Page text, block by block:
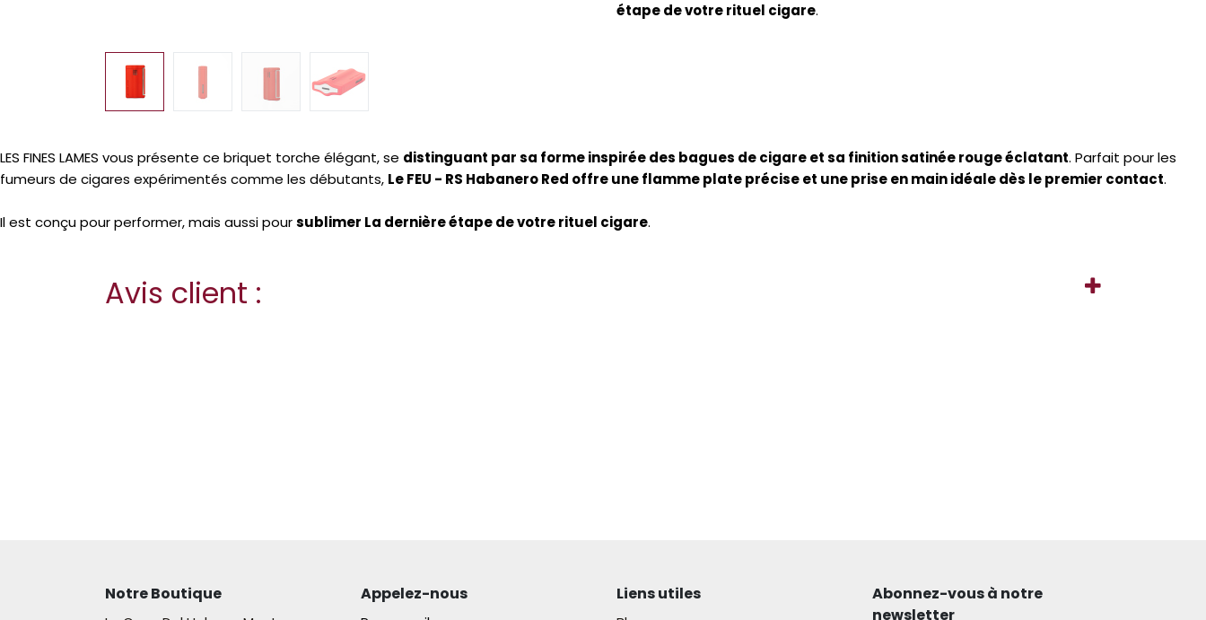
étape de votre rituel cigare.
LES FINES LAMES vous présente ce briquet torche élégant, se distinguant par sa forme inspirée des bagues de cigare et sa finition satinée rouge éclatant. Parfait pour les
fumeurs de cigares expérimentés comme les débutants, Le FEU - RS Habanero Red offre une flamme plate précise et une prise en main idéale dès le premier contact.
Il est conçu pour performer, mais aussi poursublimer La dernière étape de votre rituel cigare.
Avis client :
Notre Boutique Appelez-nous Liens utiles
Abonnez-vous à notre
newsletter​